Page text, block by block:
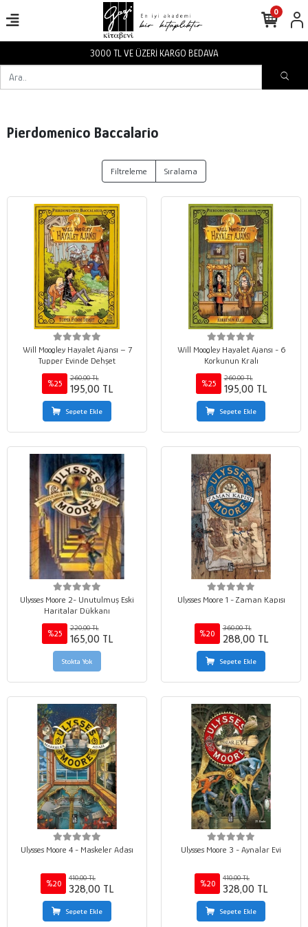
3000 TL VE ÜZERİ KARGO BEDAVA
0
Pierdomenico Baccalario
Filtreleme Sıralama
Will Moogley Hayalet Ajansı – 7
Tupper Evinde Dehşet
%25
260,00 TL
195,00 TL
Sepete Ekle
Will Moogley Hayalet Ajansı - 6
Korkunun Kralı
%25
260,00 TL
195,00 TL
Sepete Ekle
Ulysses Moore 2- Unutulmuş Eski
Haritalar Dükkanı
%25
220,00 TL
165,00 TL
Stokta Yok
Ulysses Moore 1 - Zaman Kapısı
%20
360,00 TL
288,00 TL
Sepete Ekle
Ulysses Moore 4 - Maskeler Adası
%20
410,00 TL
328,00 TL
Sepete Ekle
Ulysses Moore 3 - Aynalar Evi
%20
410,00 TL
328,00 TL
Sepete Ekle